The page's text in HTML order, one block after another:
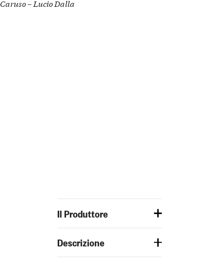
Caruso – Lucio Dalla
Il Produttore
Descrizione